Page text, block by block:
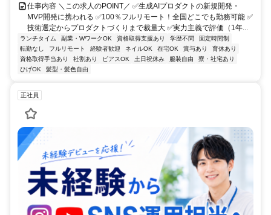
仕事内容 ＼この求人のPOINT／ ✅生成AIプロダクトの新規開発・
MVP開発に携われる ✅100％フルリモート！全国どこでも勤務可能 ✅
技術選定からプロダクトづくりまで裁量大 ✅実力主義で評価（1年...
ランチタイム 副業・WワークOK 資格取得支援あり 学歴不問
固定時間制
転勤なし
フルリモート 経験者歓迎 ネイルOK 在宅OK 賞与あり
育休あり
資格取得手当あり
社割あり ピアスOK 土日祝休み 服装自由
寮・社宅あり
ひげOK
髪型・髪色自由
正社員